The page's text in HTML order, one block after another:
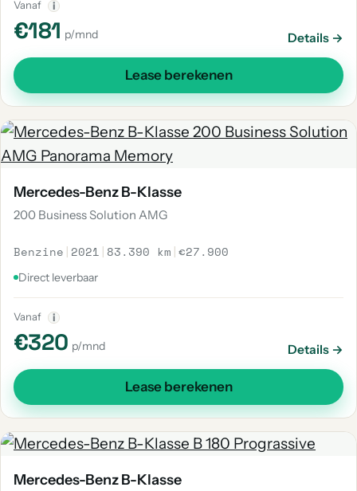
Vanaf i
€181 p/mnd Details →
Lease berekenen
Mercedes-Benz B-Klasse
200 Business Solution AMG
Benzine | 2021 | 83.390 km |€27.900
Direct leverbaar
Vanaf i
€320 p/mnd Details →
Lease berekenen
Mercedes-Benz B-Klasse